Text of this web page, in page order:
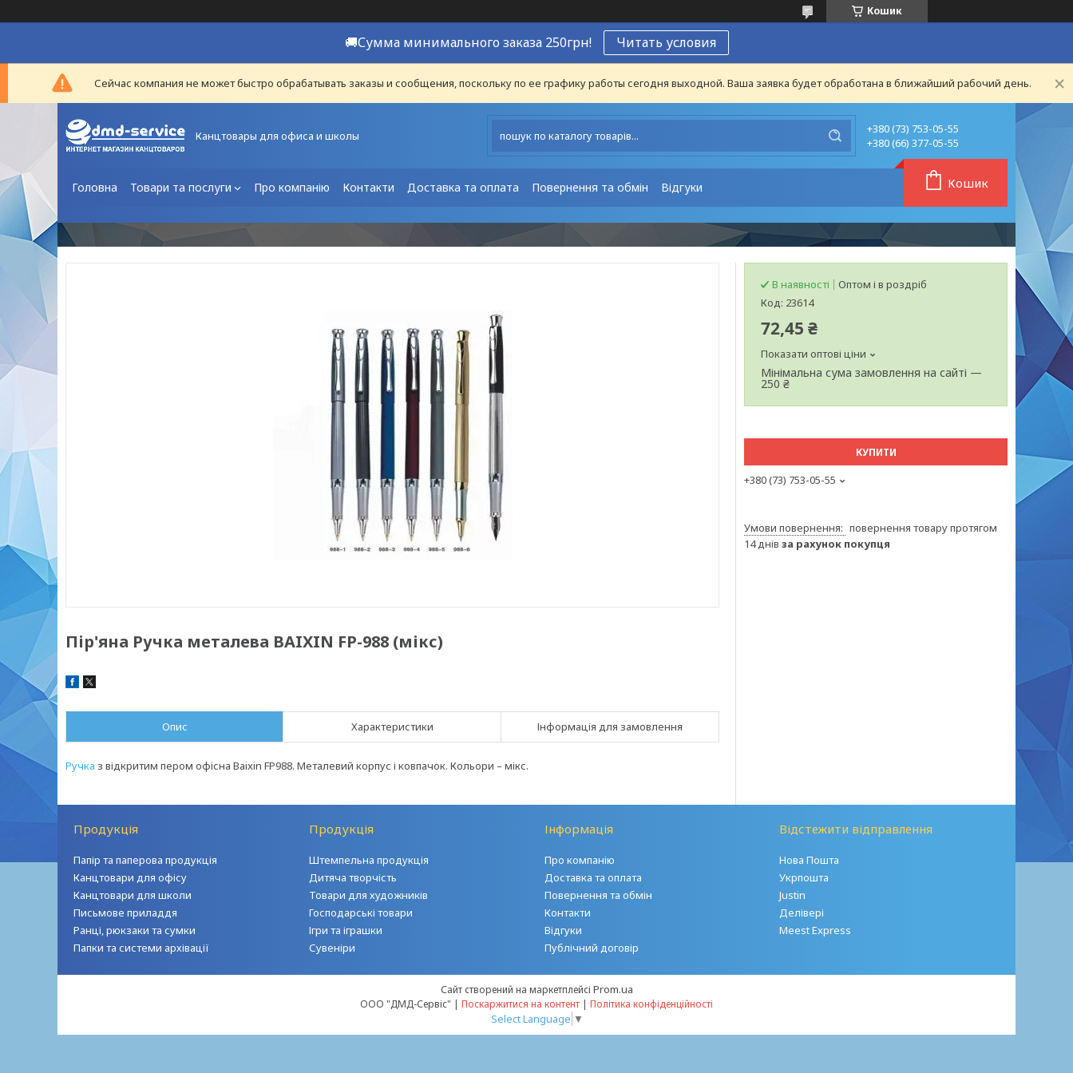
Кошик
🚚Сумма минимального заказа 250грн! Читать условия
Сейчас компания не может быстро обрабатывать заказы и сообщения, поскольку по ее графику работы сегодня выходной. Ваша заявка будет обработана в ближайший рабочий день.
Канцтовары для офиса и школы
+380 (73) 753-05-55
+380 (66) 377-05-55
Головна Товари та послуги Про компанію Контакти Доставка та оплата Повернення та обмін Відгуки Кошик
Пір'яна Ручка металева BAIXIN FP-988 (мікс)
Опис Характеристики Інформація для замовлення
Ручка з відкритим пером офісна Baixin FP988. Металевий корпус і ковпачок. Кольори – мікс.
В наявності
Оптом і в роздріб
Код: 23614
72,45 ₴
Показати оптові ціни
Мінімальна сума замовлення на сайті —
250 ₴
КУПИТИ
+380 (73) 753-05-55
повернення товару протягом
14 днів за рахунок покупця
Продукція
Папір та паперова продукція
Канцтовари для офісу
Канцтовари для школи
Письмове приладдя
Ранці, рюкзаки та сумки
Папки та системи архівації
Продукція
Штемпельна продукція
Дитяча творчість
Товари для художників
Господарські товари
Ігри та іграшки
Сувеніри
Інформація
Про компанію
Доставка та оплата
Повернення та обмін
Контакти
Відгуки
Публічний договір
Відстежити відправлення
Нова Пошта
Укрпошта
Justin
Делівері
Meest Express
Сайт створений на маркетплейсі Prom.ua
ООО "ДМД-Сервіс" | Поскаржитися на контент | Політика конфіденційності
Select Language ▼